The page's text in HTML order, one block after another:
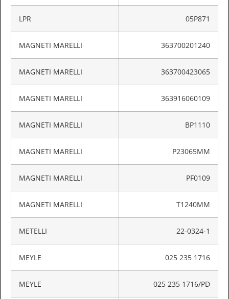
LPR 05P871
MAGNETI MARELLI 363700201240
MAGNETI MARELLI 363700423065
MAGNETI MARELLI 363916060109
MAGNETI MARELLI BP1110
MAGNETI MARELLI P23065MM
MAGNETI MARELLI PF0109
MAGNETI MARELLI T1240MM
METELLI 22-0324-1
MEYLE 025 235 1716
MEYLE 025 235 1716/PD